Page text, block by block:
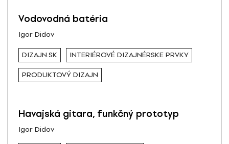
Vodovodná batéria
Igor Didov
DIZAJN.SK INTERIÉROVÉ DIZAJNÉRSKE PRVKY
PRODUKTOVÝ DIZAJN
Havajská gitara, funkčný prototyp
Igor Didov